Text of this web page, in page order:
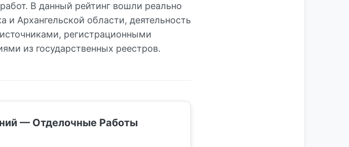
В данный рейтинг вошли реально
Архангельской области, деятельность
регистрационными
из государственных реестров.
— Отделочные Работы